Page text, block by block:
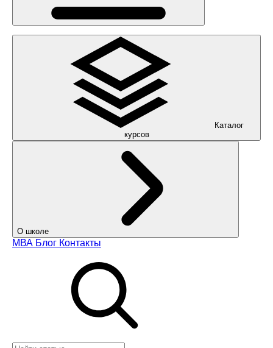
Каталог
курсов
О школе
МВА Блог Контакты